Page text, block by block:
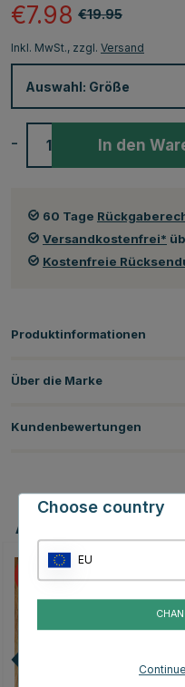
€19.95
€7.98
Inkl. MwSt., zzgl. Versand
Auswahl: Größe
- In den
60 Tage
Versandkostenfrei*
Kostenfreie
Produktinformationen
Über die Marke
Kundenbewertungen
Andere Produkte,
10
Choose country
EU